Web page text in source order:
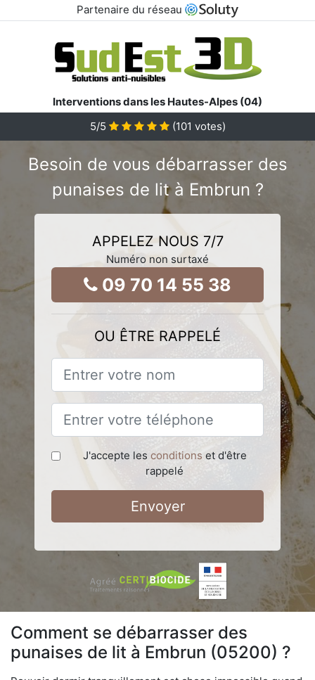
Partenaire du réseau
Interventions dans les Hautes-Alpes (04)
5/5 (101 votes)
Besoin de vous débarrasser des
punaises de lit à Embrun ?
APPELEZ NOUS 7/7
Numéro non surtaxé
09 70 14 55 38
OU ÊTRE RAPPELÉ
J'accepte les conditions et d'être
rappelé
Envoyer
Comment se débarrasser des
punaises de lit à Embrun (05200) ?